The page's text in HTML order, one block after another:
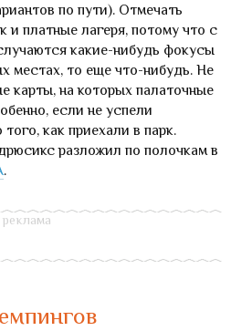
по пути). Отмечать
и платные лагеря, потому что с
какие-нибудь фокусы
местах, то еще что-нибудь. Не
карты, на которых палаточные
если не успели
как приехали в парк.
разложил по полочкам в
.